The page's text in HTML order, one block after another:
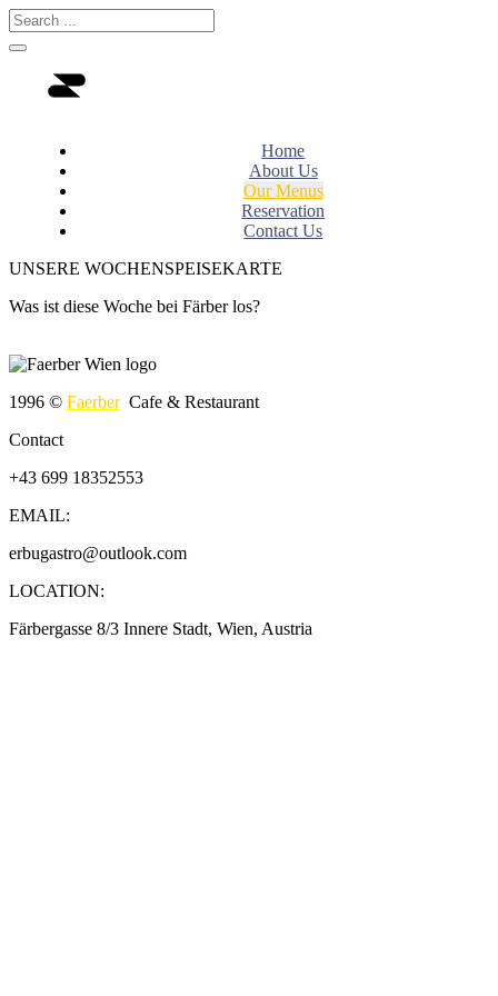
Home
About Us
Our Menus
Reservation
Contact Us
UNSERE WOCHENSPEISEKARTE
Was ist diese Woche bei Färber los?
1996 © FaerberCafe & Restaurant
Contact
+43 699 18352553
EMAIL:
erbugastro@outlook.com
LOCATION:
Färbergasse 8/3 Innere Stadt, Wien, Austria